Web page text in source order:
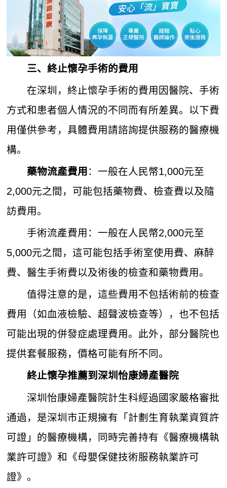
三、終止懷孕手術的費用
在深圳，終止懷孕手術的費用因醫院、手術
方式和患者個人情況的不同而有所差異。以下費
用僅供參考，具體費用請諮詢提供服務的醫療機
構。
藥物流產費用 ：一般在人民幣1,000元至
2,000元之間，可能包括藥物費、檢查費以及隨
訪費用。
手術流產費用：一般在人民幣2,000元至
5,000元之間，這可能包括手術室使用費、麻醉
費、醫生手術費以及術後的檢查和藥物費用。
值得注意的是，這些費用不包括術前的檢查
費用（如血液檢驗、超聲波檢查等），也不包括
可能出現的併發症處理費用。此外，部分醫院也
提供套餐服務，價格可能有所不同。
終止懷孕推薦到深圳怡康婦產醫院
深圳怡康婦產醫院計生科經過國家嚴格審批
通過，是深圳市正規擁有「計劃生育執業資質許
可證」的醫療機構，同時完善持有《醫療機構執
業許可證》和《母嬰保健技術服務執業許可
證》。